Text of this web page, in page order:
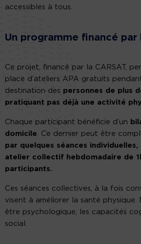
accessibles à tous.
Un programme financé par
Ce projet, financé par la CARSAT,
place d’ateliers APA gratuits
destination des personnes de plus
pratiquant pas déjà une activité
Chaque participant bénéficie d’un
domicile. Ce dernier peut être
par quelques séances individuelles,
atelier collectif hebdomadaire de
participants.
Ces séances collectives, à la fois
visent à améliorer la santé physique.
être psychologique, les capacités
social.